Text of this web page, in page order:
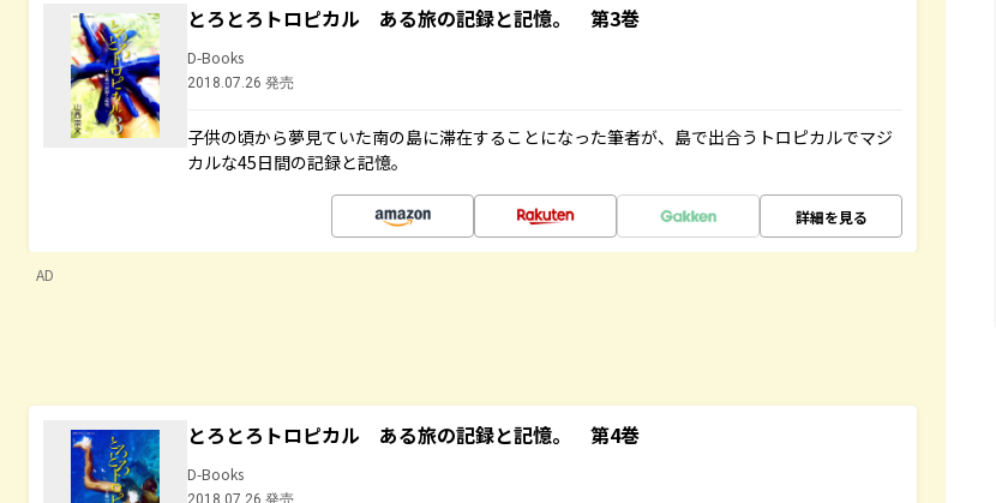
とろとろトロピカル ある旅の記録と記憶。 第3巻
D-Books
2018.07.26 発売
子供の頃から夢見ていた南の島に滞在することになった筆者が、島で出合うトロピカルでマジ
カルな45日間の記録と記憶。
詳細を見る
AD
とろとろトロピカル ある旅の記録と記憶。 第4巻
D-Books
2018.07.26 発売